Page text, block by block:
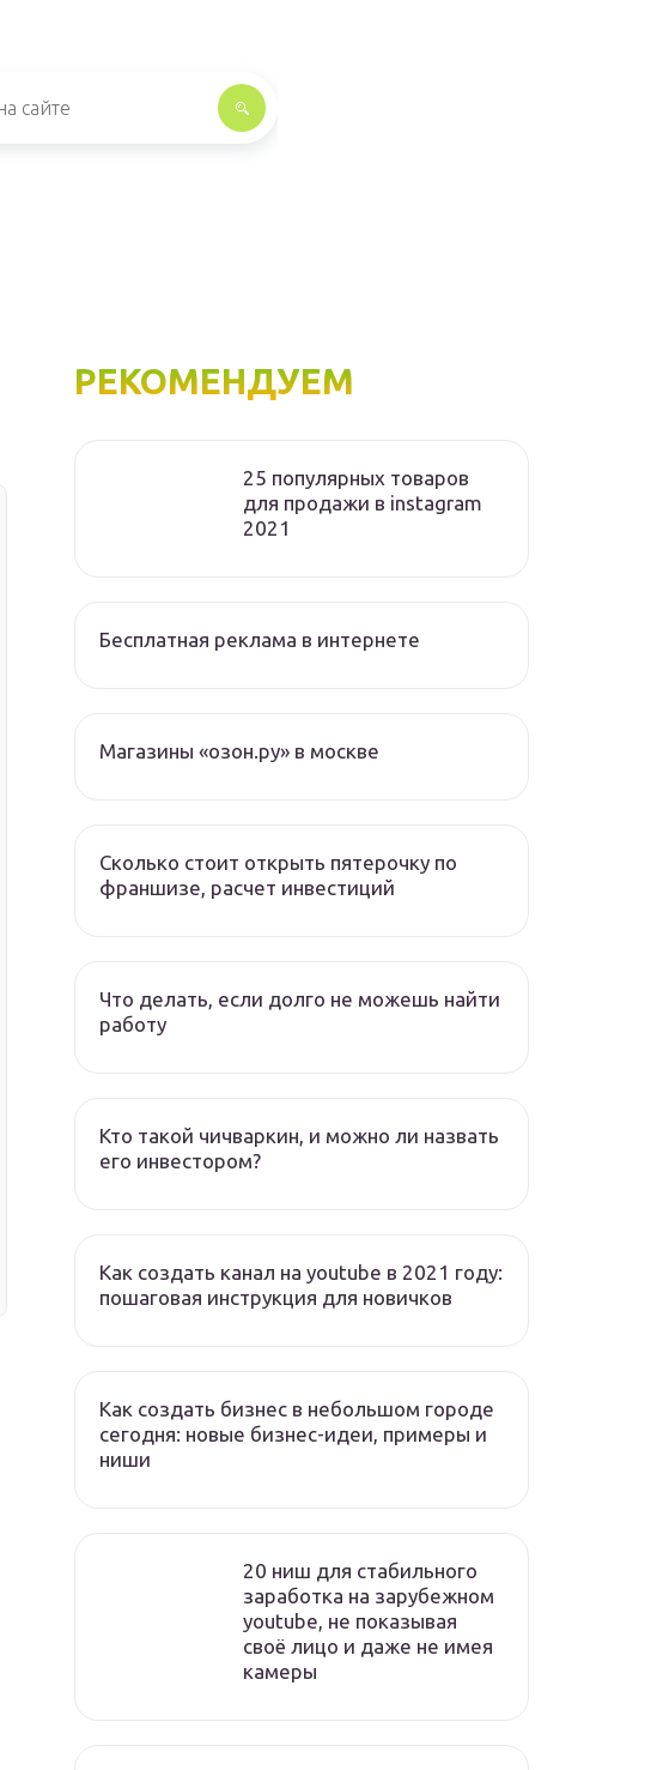
РЕКОМЕНДУЕМ
25 популярных товаров
для продажи в instagram
2021
Бесплатная реклама в интернете
Магазины «озон.ру» в москве
Сколько стоит открыть пятерочку по
франшизе, расчет инвестиций
Что делать, если долго не можешь найти
работу
Кто такой чичваркин, и можно ли назвать
его инвестором?
Как создать канал на youtube в 2021 году:
пошаговая инструкция для новичков
Как создать бизнес в небольшом городе
сегодня: новые бизнес-идеи, примеры и
ниши
20 ниш для стабильного
заработка на зарубежном
youtube, не показывая
своё лицо и даже не имея
камеры